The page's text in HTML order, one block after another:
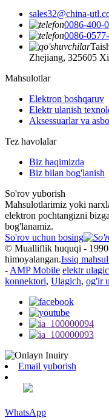
sales32@china-
0086-400-
0086-
Zhejiang, 325605
Mahsulotlar
Elektron boshqaruv
Elektr ulanish
Aksessuarlar va
Tez havolalar
Biz haqimizda
Biz bilan bog'lanish
So'rov yuborish
Mahsulotlarimiz yoki
elektron pochtangizni
bog'lanamiz.
So'rov uchun bosing
© Mualliflik huquqi -
himoyalangan.Issiq
- AMP Mobile elektr
konnektori, Ulagich, og'ir
Email yuborish
WhatsApp